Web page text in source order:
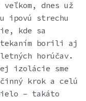
dnes už
ipovú strechu
kde sa
borili aj
horúčav.
izolácie sme
krok a celú
– takáto